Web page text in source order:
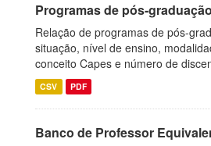
Programas de pós-graduação
Relação de programas de pós-
situação, nível de ensino,
conceito Capes e número de
CSV PDF
Banco de Professor